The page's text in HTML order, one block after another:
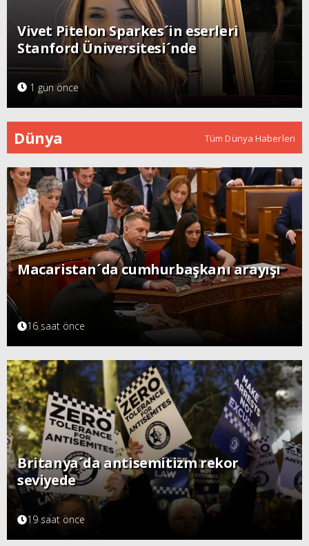
Vivet Pitelon Sparkes´in eserleri
Stanford Üniversitesi´nde
1 gün önce
Dünya Tüm Dünya Haberleri
Macaristan´da cumhurbaşkanı arayışı
16 saat önce
Britanya´da antisemitizm rekor
seviyede
19 saat önce